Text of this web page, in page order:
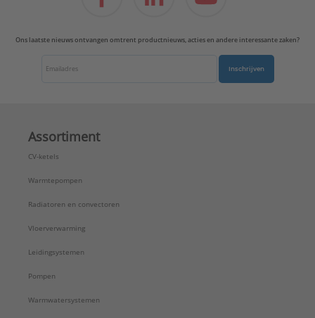
Ons laatste nieuws ontvangen omtrent productnieuws, acties en andere interessante zaken?
Inschrijven
Assortiment
CV-ketels
Warmtepompen
Radiatoren en convectoren
Vloerverwarming
Leidingsystemen
Pompen
Warmwatersystemen